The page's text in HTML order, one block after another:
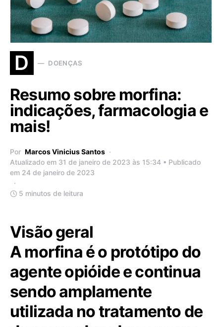
D DOENÇAS
Resumo sobre morfina:
indicações, farmacologia e
mais!
Por Marcos Vinicius Santos
Atualizado em 31 de janeiro de 2023 às 15:34 • Publicado
em 24 de janeiro de 2023
5 minutos de leitura
Visão geral
A morfina é o protótipo do
agente opióide e continua
sendo amplamente
utilizada no tratamento de